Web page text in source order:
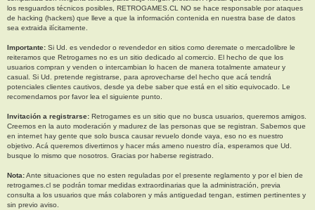
los resguardos técnicos posibles, RETROGAMES.CL NO se hace responsable por ataques
de hacking (hackers) que lleve a que la información contenida en nuestra base de datos
sea extraida ilícitamente.
Importante: Si Ud. es vendedor o revendedor en sitios como deremate o mercadolibre le
reiteramos que Retrogames no es un sitio dedicado al comercio. El hecho de que los
usuarios compran y venden o intercambian lo hacen de manera totalmente amateur y
casual. Si Ud. pretende registrarse, para aprovecharse del hecho que acá tendrá
potenciales clientes cautivos, desde ya debe saber que está en el sitio equivocado. Le
recomendamos por favor lea el siguiente punto.
Invitación a registrarse: Retrogames es un sitio que no busca usuarios, queremos amigos.
Creemos en la auto moderación y madurez de las personas que se registran. Sabemos que
en internet hay gente que solo busca causar revuelo donde vaya, eso no es nuestro
objetivo. Acá queremos divertirnos y hacer más ameno nuestro día, esperamos que Ud.
busque lo mismo que nosotros. Gracias por haberse registrado.
Nota:Ante situaciones que no esten reguladas por el presente reglamento y por el bien de
retrogames.cl se podrán tomar medidas extraordinarias que la administración, previa
consulta a los usuarios que más colaboren y más antiguedad tengan, estimen pertinentes y
sin previo aviso.